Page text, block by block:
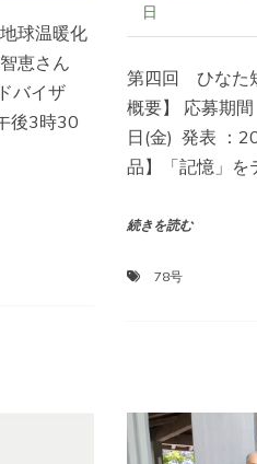
球温暖化
恵さん
バイザ
後3時30
日
第四回 ひなた
概要】 応募期
日(金) 発表 ：
品】「記憶」を
続きを読む
78号